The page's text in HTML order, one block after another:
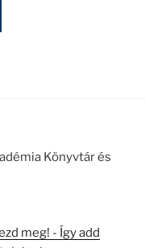
Könyvtár és
meg! - Így add